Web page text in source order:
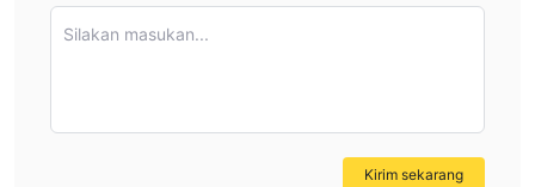
Silakan masukan...
Kirim sekarang